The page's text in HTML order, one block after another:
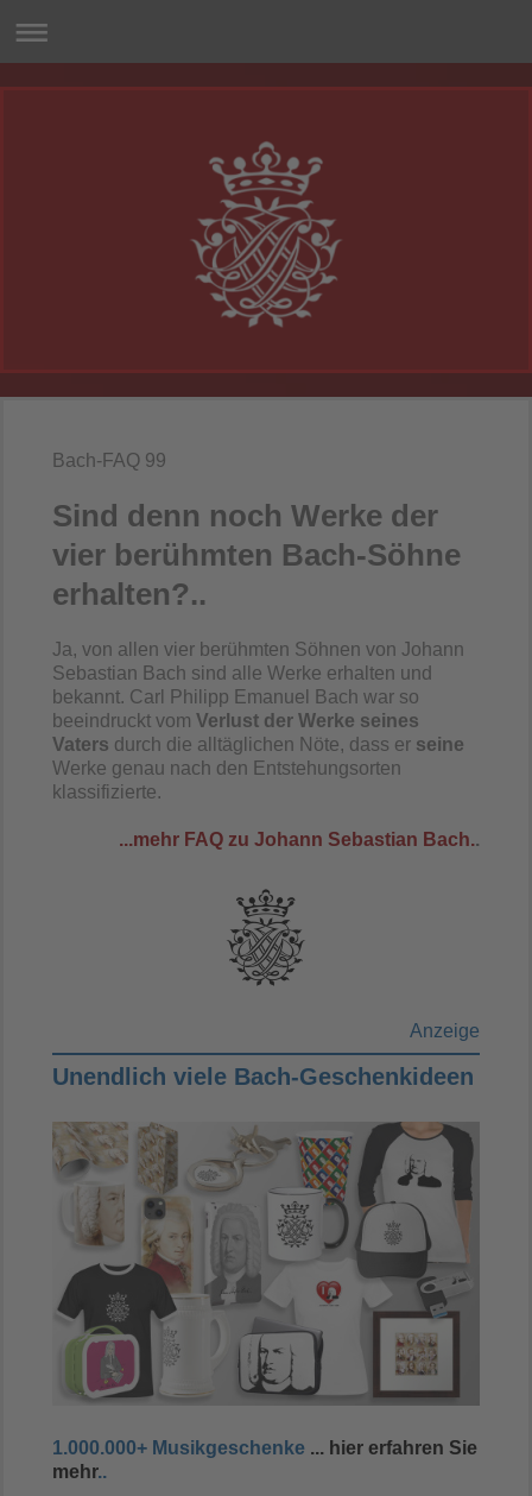
Bach-FAQ 99
Sind denn noch Werke der
vier berühmten Bach-Söhne
erhalten?..
Ja, von allen vier berühmten Söhnen von Johann
Sebastian Bach sind alle Werke erhalten und
bekannt. Carl Philipp Emanuel Bach war so
beeindruckt vom Verlust der Werke seines
Vaters durch die alltäglichen Nöte, dass er seine
Werke genau nach den Entstehungsorten
klassifizierte.
...mehr FAQ zu Johann Sebastian Bach..
Anzeige
Unendlich viele Bach-Geschenkideen
1.000.000+ Musikgeschenke ... hier erfahren Sie
mehr..